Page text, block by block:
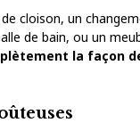
cloison, un
de bain, ou un
la façon